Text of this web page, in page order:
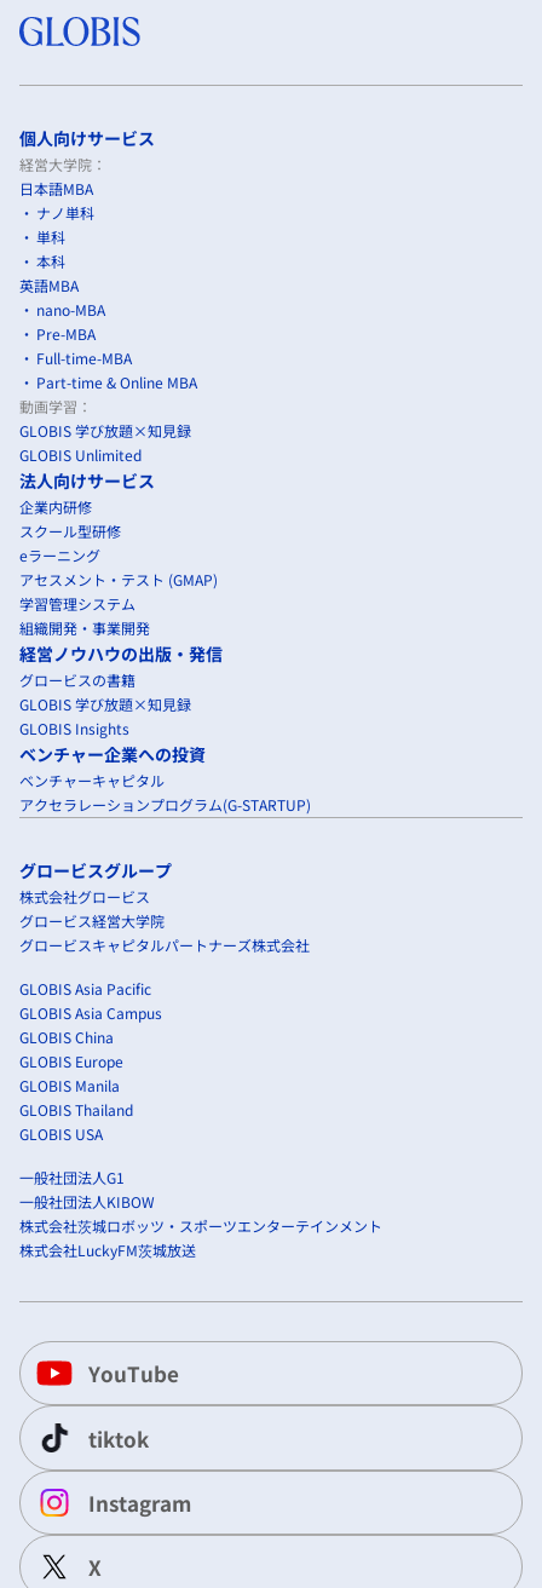
個人向けサービス
経営大学院：
日本語MBA
ナノ単科
単科
本科
英語MBA
nano-MBA
Pre-MBA
Full-time-MBA
Part-time & Online MBA
動画学習：
GLOBIS 学び放題×知見録
GLOBIS Unlimited
法人向けサービス
企業内研修
スクール型研修
eラーニング
アセスメント・テスト (GMAP)
学習管理システム
組織開発・事業開発
経営ノウハウの出版・発信
グロービスの書籍
GLOBIS 学び放題×知見録
GLOBIS Insights
ベンチャー企業への投資
ベンチャーキャピタル
アクセラレーションプログラム(G-STARTUP)
グロービスグループ
株式会社グロービス
グロービス経営大学院
グロービスキャピタルパートナーズ株式会社
GLOBIS Asia Pacific
GLOBIS Asia Campus
GLOBIS China
GLOBIS Europe
GLOBIS Manila
GLOBIS Thailand
GLOBIS USA
一般社団法人G1
一般社団法人KIBOW
株式会社茨城ロボッツ・スポーツエンターテインメント
株式会社LuckyFM茨城放送
YouTube
tiktok
Instagram
X